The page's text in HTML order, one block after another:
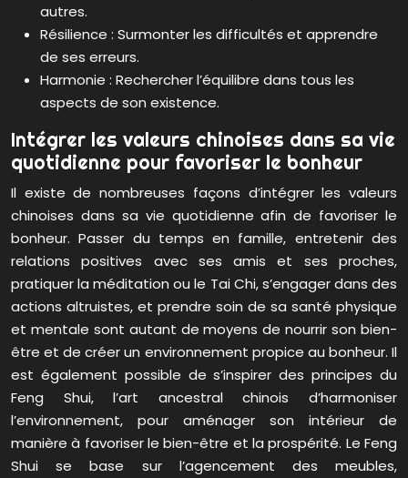
autres.
Résilience : Surmonter les difficultés et apprendre
de ses erreurs.
Harmonie : Rechercher l’équilibre dans tous les
aspects de son existence.
Intégrer les valeurs chinoises dans sa vie
quotidienne pour favoriser le bonheur
Il existe de nombreuses façons d’intégrer les valeurs
chinoises dans sa vie quotidienne afin de favoriser le
bonheur. Passer du temps en famille, entretenir des
relations positives avec ses amis et ses proches,
pratiquer la méditation ou le Tai Chi, s’engager dans des
actions altruistes, et prendre soin de sa santé physique
et mentale sont autant de moyens de nourrir son bien-
être et de créer un environnement propice au bonheur. Il
est également possible de s’inspirer des principes du
Feng Shui, l’art ancestral chinois d’harmoniser
l’environnement, pour aménager son intérieur de
manière à favoriser le bien-être et la prospérité. Le Feng
Shui se base sur l’agencement des meubles,